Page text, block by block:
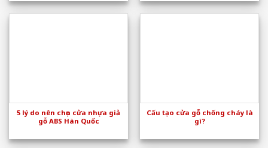
5 lý do nên chọn cửa nhựa giả
gỗ ABS Hàn Quốc
Cấu tạo cửa gỗ chống cháy là
gì?